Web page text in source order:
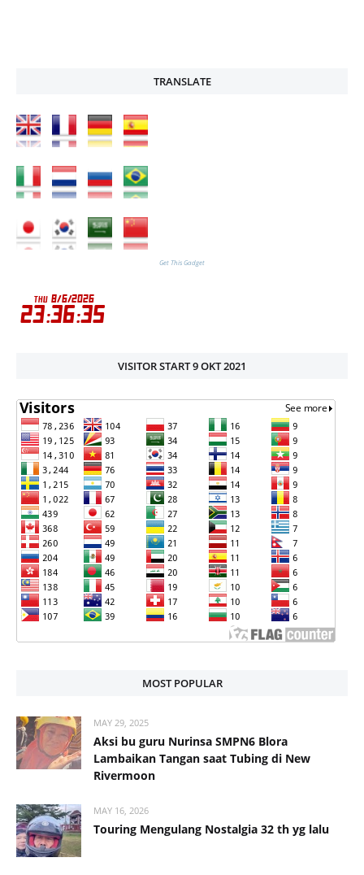
TRANSLATE
Get This Gadget
VISITOR START 9 OKT 2021
MOST POPULAR
MAY 29, 2025
Aksi bu guru Nurinsa SMPN6 Blora
Lambaikan Tangan saat Tubing di New
Rivermoon
MAY 16, 2026
Touring Mengulang Nostalgia 32 th yg lalu